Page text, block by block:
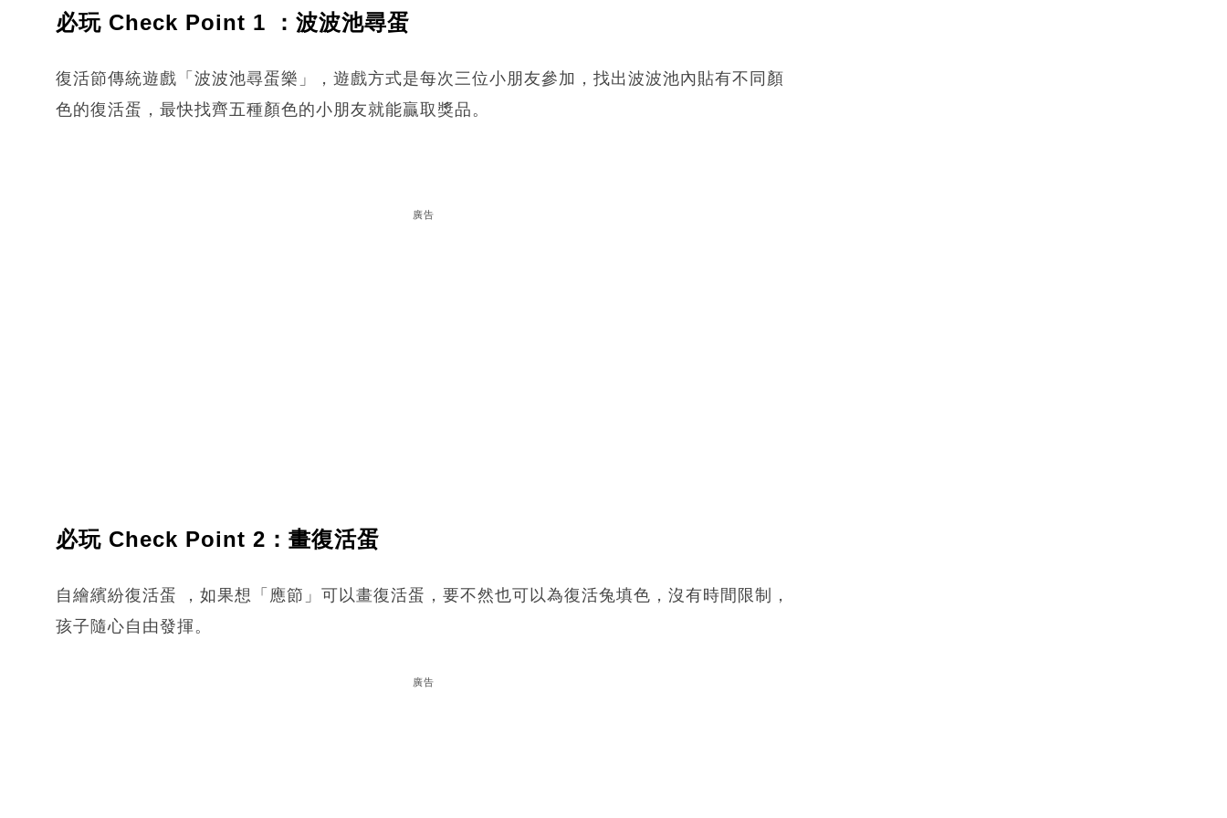
必玩 Check Point 1 ：波波池尋蛋
復活節傳統遊戲「波波池尋蛋樂」，遊戲方式是每次三位小朋友參加，找出波波池內貼有不同顏
色的復活蛋，最快找齊五種顏色的小朋友就能贏取獎品。
廣告
必玩 Check Point 2：畫復活蛋
自繪繽紛復活蛋 ，如果想「應節」可以畫復活蛋，要不然也可以為復活兔填色，沒有時間限制，
孩子隨心自由發揮。
廣告